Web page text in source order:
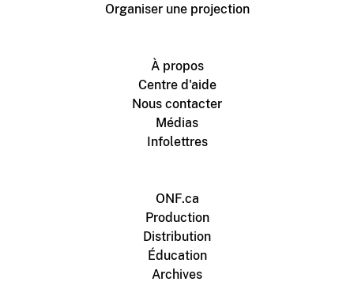
Organiser une projection
À propos
Centre d'aide
Nous contacter
Médias
Infolettres
ONF.ca
Production
Distribution
Éducation
Archives